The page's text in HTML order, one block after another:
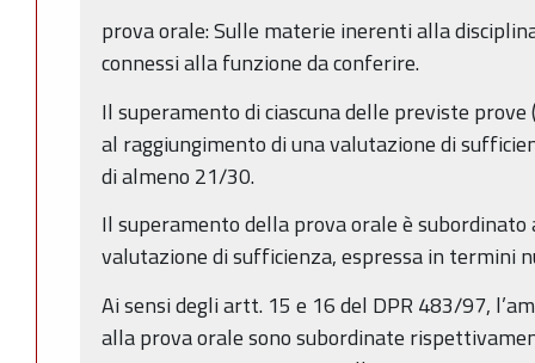
prova orale: Sulle materie inerenti alla
connessi alla funzione da conferire.
Il superamento di ciascuna delle previste
al raggiungimento di una valutazione di
di almeno 21/30.
Il superamento della prova orale è
valutazione di sufficienza, espressa in termini
Ai sensi degli artt. 15 e 16 del DPR 483/97,
alla prova orale sono subordinate